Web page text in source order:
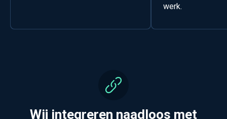
werk.
Wij integreren naadloos met